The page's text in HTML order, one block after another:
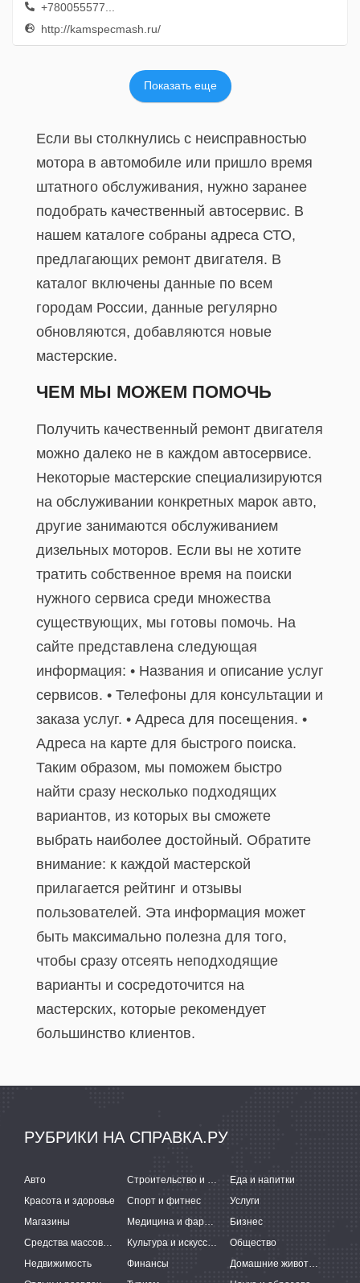
+780055577...
http://kamspecmash.ru/
Показать еще
Если вы столкнулись с неисправностью
мотора в автомобиле или пришло время
штатного обслуживания, нужно заранее
подобрать качественный автосервис. В
нашем каталоге собраны адреса СТО,
предлагающих ремонт двигателя. В
каталог включены данные по всем
городам России, данные регулярно
обновляются, добавляются новые
мастерские.
ЧЕМ МЫ МОЖЕМ ПОМОЧЬ
Получить качественный ремонт двигателя
можно далеко не в каждом автосервисе.
Некоторые мастерские специализируются
на обслуживании конкретных марок авто,
другие занимаются обслуживанием
дизельных моторов. Если вы не хотите
тратить собственное время на поиски
нужного сервиса среди множества
существующих, мы готовы помочь. На
сайте представлена следующая
информация: • Названия и описание услуг
сервисов. • Телефоны для консультации и
заказа услуг. • Адреса для посещения. •
Адреса на карте для быстрого поиска.
Таким образом, мы поможем быстро
найти сразу несколько подходящих
вариантов, из которых вы сможете
выбрать наиболее достойный. Обратите
внимание: к каждой мастерской
прилагается рейтинг и отзывы
пользователей. Эта информация может
быть максимально полезна для того,
чтобы сразу отсеять неподходящие
варианты и сосредоточится на
мастерских, которые рекомендует
большинство клиентов.
РУБРИКИ НА СПРАВКА.РУ
Авто
Еда и напитки
Красота и здоровье
Спорт и фитнес
Услуги
Магазины
Бизнес
Общество
Недвижимость
Финансы